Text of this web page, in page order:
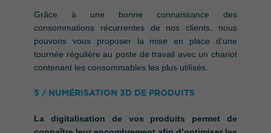
Grâce à une bonne connaissance des
consommations récurrentes de nos clients, nous
pouvons vous proposer la mise en place d’une
tournée régulière au poste de travail avec un chariot
contenant les consommables les plus utilisés.
5 / NUMÉRISATION 3D DE PRODUITS
La digitalisation de vos produits permet de